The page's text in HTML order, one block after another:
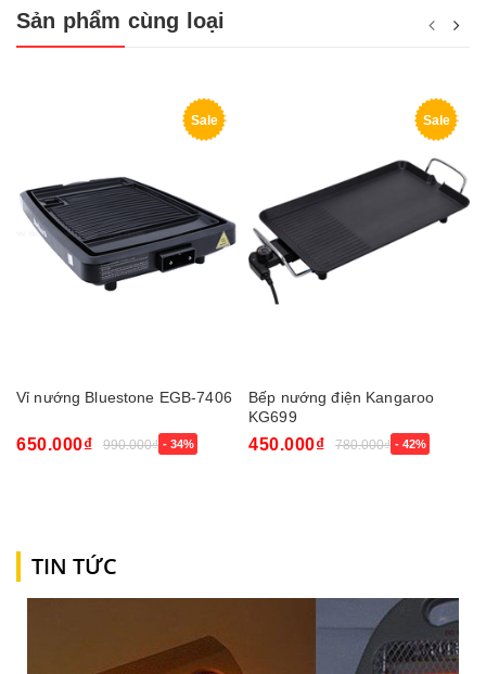
Sản phẩm cùng loại
Sale
Vỉ nướng Bluestone EGB-7406
650.000₫ 990.000₫ - 34%
Sale
Bếp nướng điện Kangaroo
KG699
450.000₫ 780.000₫ - 42%
TIN TỨC